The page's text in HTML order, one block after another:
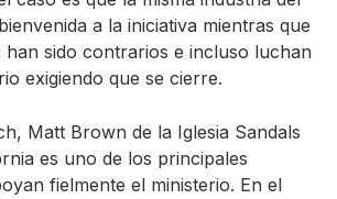
a la iniciativa mientras que
han sido contrarios e incluso luchan
exigiendo que se cierre.
Matt Brown de la Iglesia Sandals
es uno de los principales
fielmente el ministerio. En el